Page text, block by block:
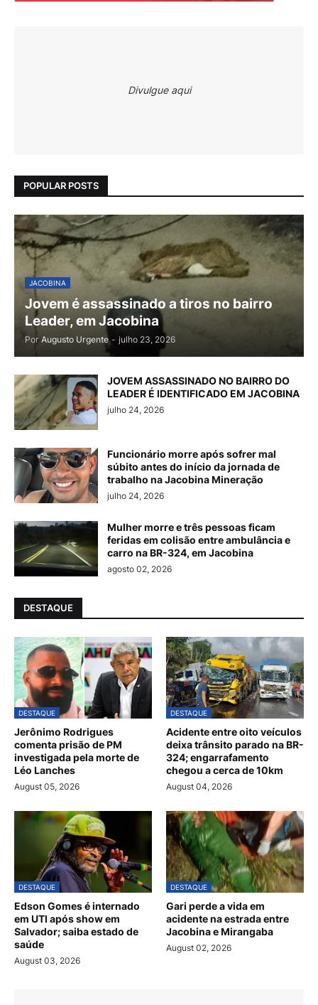
Divulgue aqui
POPULAR POSTS
JACOBINA
Jovem é assassinado a tiros no bairro
Leader, em Jacobina
Por Augusto Urgente - julho 23, 2026
JOVEM ASSASSINADO NO BAIRRO DO
LEADER É IDENTIFICADO EM JACOBINA
julho 24, 2026
Funcionário morre após sofrer mal
súbito antes do início da jornada de
trabalho na Jacobina Mineração
julho 24, 2026
Mulher morre e três pessoas ficam
feridas em colisão entre ambulância e
carro na BR-324, em Jacobina
agosto 02, 2026
DESTAQUE
DESTAQUE
Jerônimo Rodrigues
comenta prisão de PM
investigada pela morte de
Léo Lanches
August 05, 2026
DESTAQUE
Acidente entre oito veículos
deixa trânsito parado na BR-
324; engarrafamento
chegou a cerca de 10km
August 04, 2026
DESTAQUE
Edson Gomes é internado
em UTI após show em
Salvador; saiba estado de
saúde
August 03, 2026
DESTAQUE
Gari perde a vida em
acidente na estrada entre
Jacobina e Mirangaba
August 02, 2026